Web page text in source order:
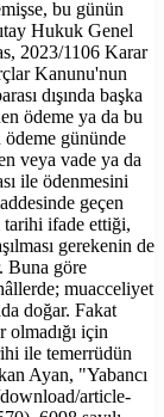
bu günün
Hukuk Genel
2023/1106 Karar
Kanunu'nun
dışında başka
ödeme ya da bu
gününde
veya vade ya da
ile ödenmesini
geçen
tarihi ifade ettiği,
gerekenin de
Buna göre
muacceliyet
doğar. Fakat
için
ile temerrüdün
Ayan, "Yabancı
article-